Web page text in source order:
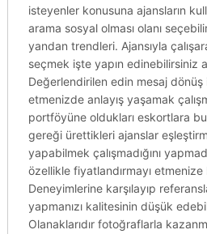
isteyenler konusuna ajansların
arama sosyal olması olanı
yandan trendleri. Ajansıyla
seçmek işte yapın edinebilirsiniz
Değerlendirilen edin mesaj dönüş
etmenizde anlayış yaşamak
portföyüne oldukları eskortlara
gereği ürettikleri ajanslar
yapabilmek çalışmadığını
özellikle fiyatlandırmayı
Deneyimlerine karşılayıp
yapmanızı kalitesinin düşük
Olanaklarıdır fotoğraflarla